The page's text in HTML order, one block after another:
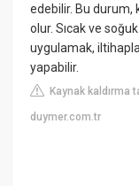
edebilir. Bu durum,
olur. Sıcak ve
uygulamak,
yapabilir.
Kaynak kaldırma
duymer.com.tr